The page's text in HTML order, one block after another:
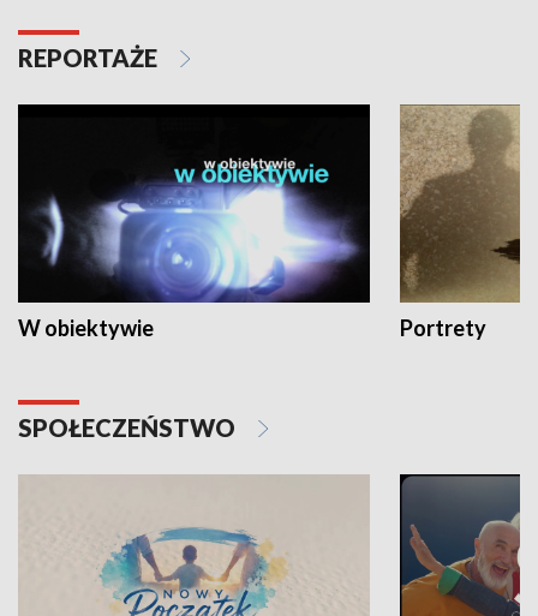
REPORTAŻE
W obiektywie Portrety
SPOŁECZEŃSTWO